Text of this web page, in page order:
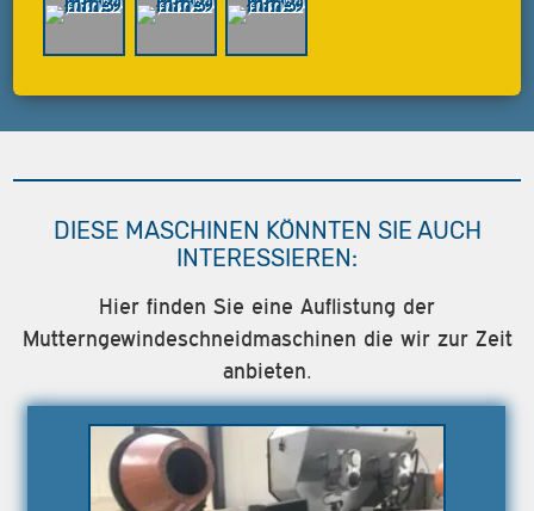
DIESE MASCHINEN KÖNNTEN SIE AUCH
INTERESSIEREN:
Hier finden Sie eine Auflistung der
Mutterngewindeschneidmaschinen die wir zur Zeit
anbieten.